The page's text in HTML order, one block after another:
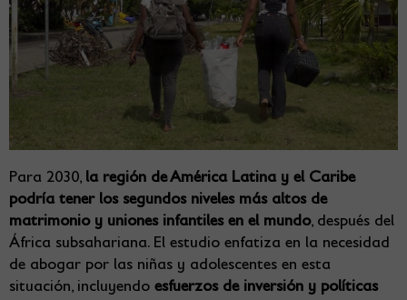
Para 2030, la región de América Latina y el Caribe
podría tener los segundos niveles más altos de
matrimonio y uniones infantiles en el mundo, después del
África subsahariana. El estudio enfatiza en la necesidad
de abogar por las niñas y adolescentes en esta
situación, incluyendo esfuerzos de inversión y políticas